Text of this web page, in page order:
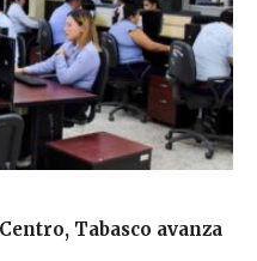
Tabasco avanza